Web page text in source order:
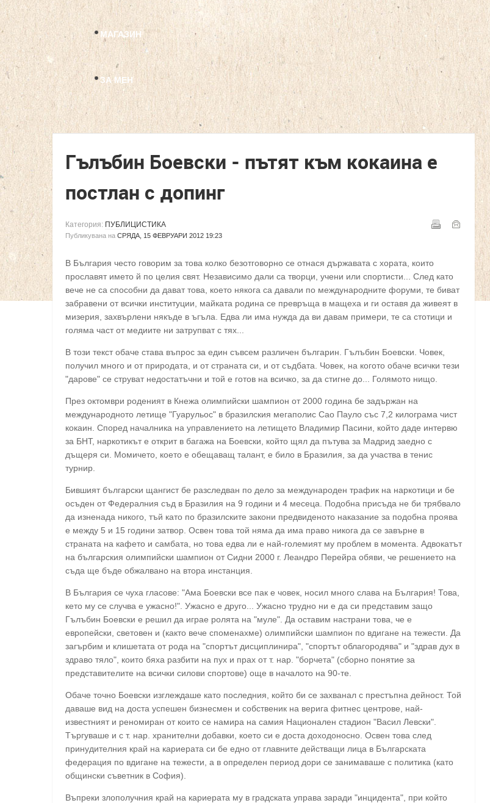
МАГАЗИН
ЗА МЕН
Гълъбин Боевски - пътят към кокаина е
постлан с допинг
Категория: ПУБЛИЦИСТИКА
Публикувана на СРЯДА, 15 ФЕВРУАРИ 2012 19:23
В България често говорим за това колко безотговорно се отнася държавата с хората, които
прославят името й по целия свят. Независимо дали са творци, учени или спортисти... След като
вече не са способни да дават това, което някога са давали по международните форуми, те биват
забравени от всички институции, майката родина се превръща в мащеха и ги оставя да живеят в
мизерия, захвърлени някъде в ъгъла. Едва ли има нужда да ви давам примери, те са стотици и
голяма част от медиите ни затрупват с тях...
В този текст обаче става въпрос за един съвсем различен българин. Гълъбин Боевски. Човек,
получил много и от природата, и от страната си, и от съдбата. Човек, на когото обаче всички тези
"дарове" се струват недостатъчни и той е готов на всичко, за да стигне до... Голямото нищо.
През октомври роденият в Кнежа олимпийски шампион от 2000 година бе задържан на
международното летище "Гуарульос" в бразилския мегаполис Сао Пауло със 7,2 килограма чист
кокаин. Според началника на управлението на летището Владимир Пасини, който даде интервю
за БНТ, наркотикът е открит в багажа на Боевски, който щял да пътува за Мадрид заедно с
дъщеря си. Момичето, което е обещаващ талант, е било в Бразилия, за да участва в тенис
турнир.
Бившият български щангист бе разследван по дело за международен трафик на наркотици и бе
осъден от Федералния съд в Бразилия на 9 години и 4 месеца. Подобна присъда не би трябвало
да изненада никого, тъй като по бразилските закони предвиденото наказание за подобна проява
е между 5 и 15 години затвор. Освен това той няма да има право никога да се завърне в
страната на кафето и самбата, но това едва ли е най-големият му проблем в момента. Адвокатът
на българския олимпийски шампион от Сидни 2000 г. Леандро Перейра обяви, че решението на
съда ще бъде обжалвано на втора инстанция.
В България се чуха гласове: "Ама Боевски все пак е човек, носил много слава на България! Това,
кето му се случва е ужасно!". Ужасно е друго... Ужасно трудно ни е да си представим защо
Гълъбин Боевски е решил да играе ролята на "муле". Да оставим настрани това, че е
европейски, световен и (както вече споменахме) олимпийски шампион по вдигане на тежести. Да
загърбим и клишетата от рода на "спортът дисциплинира", "спортът облагородява" и "здрав дух в
здраво тяло", които бяха разбити на пух и прах от т. нар. "борчета" (сборно понятие за
представителите на всички силови спортове) още в началото на 90-те.
Обаче точно Боевски изглеждаше като последния, който би се захванал с престъпна дейност. Той
даваше вид на доста успешен бизнесмен и собственик на верига фитнес центрове, най-
известният и реномиран от които се намира на самия Национален стадион "Васил Левски".
Търгуваше и с т. нар. хранителни добавки, което си е доста доходоносно. Освен това след
принудителния край на кариерата си бе едно от главните действащи лица в Българската
федерация по вдигане на тежести, а в определен период дори се занимаваше с политика (като
общински съветник в София).
Въпреки злополучния край на кариерата му в градската управа заради "инцидента", при който